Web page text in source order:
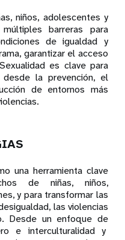
niños, adolescentes y
barreras para
de igualdad y
garantizar el acceso
es clave para
la prevención, el
de entornos más
una herramienta clave
de niñas, niños,
y para transformar las
las violencias
Desde un enfoque de
e interculturalidad y